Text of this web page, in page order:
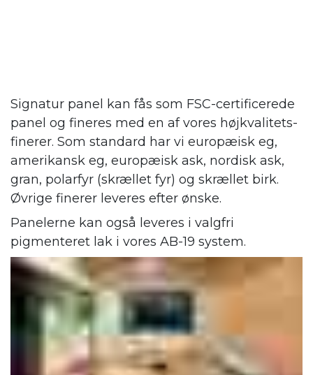
Signatur panel kan fås som FSC-certificerede
panel og fineres med en af vores højkvalitets-
finerer. Som standard har vi europæisk eg,
amerikansk eg, europæisk ask, nordisk ask,
gran, polarfyr (skrællet fyr) og skrællet birk.
Øvrige finerer leveres efter ønske.
Panelerne kan også leveres i valgfri
pigmenteret lak i vores AB-19 system.